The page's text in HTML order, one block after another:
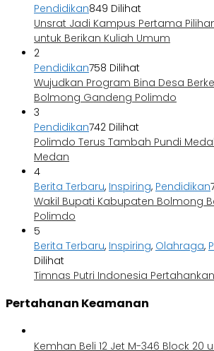
Pendidikan849 Dilihat
Unsrat Jadi Kampus Pertama
untuk Berikan Kuliah Umum
2
Pendidikan758 Dilihat
Wujudkan Program Bina Desa
Bolmong Gandeng Polimdo
3
Pendidikan742 Dilihat
Polimdo Terus Tambah Pundi Medali
Medan
4
Berita Terbaru, Inspiring, Pendidikan
Wakil Bupati Kabupaten Bolmong
Polimdo
5
Berita Terbaru, Inspiring, Olahraga,
Dilihat
Timnas Putri Indonesia
Pertahanan Keamanan
Kemhan Beli 12 Jet M-346 Block 20